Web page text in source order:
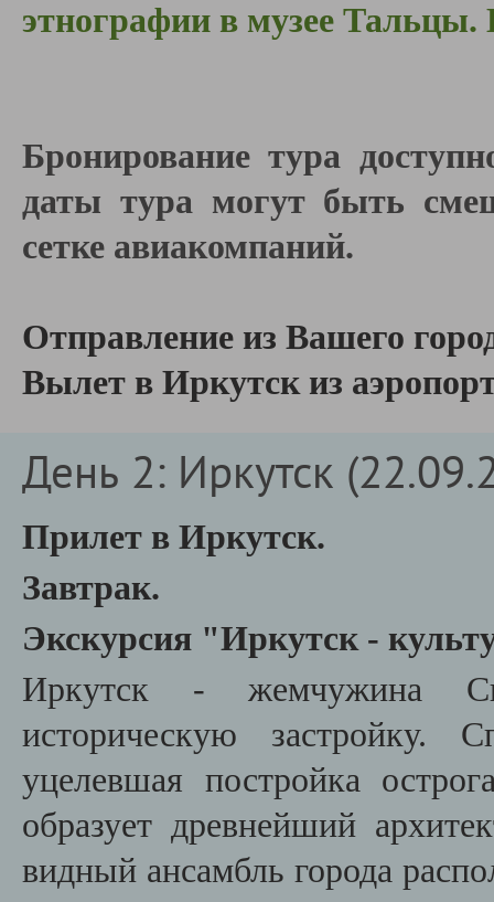
этнографии в музее
Бронирование тура
даты тура могут быть
сетке авиакомпаний.
Отправление из Вашего
Вылет в Иркутск из
День 2: Иркутск
Прилет в Иркутск.
Завтрак.
Экскурсия "Иркутск -
Иркутск - жемчужина
историческую застройку.
уцелевшая постройка
образует древнейший
видный ансамбль города